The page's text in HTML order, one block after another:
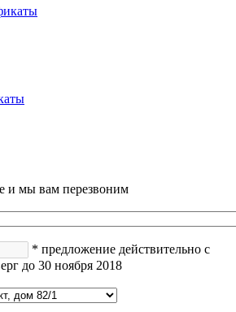
и мы вам перезвоним
* предложение действительно с
до 30 ноября 2018